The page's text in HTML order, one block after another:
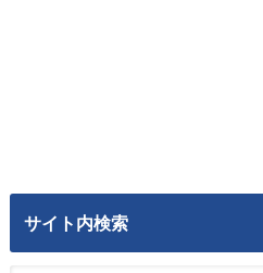
サイト内検索